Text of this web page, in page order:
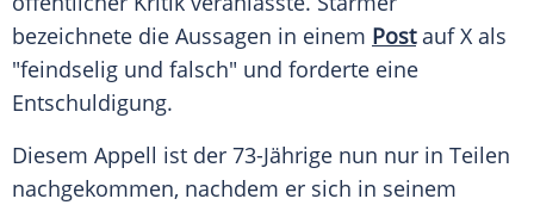
bezeichnete die Aussagen in einem Postauf X als
"feindselig und falsch" und forderte eine
Entschuldigung.
Diesem Appell ist der 73-Jährige nun nur in Teilen
nachgekommen, nachdem er sich in seinem